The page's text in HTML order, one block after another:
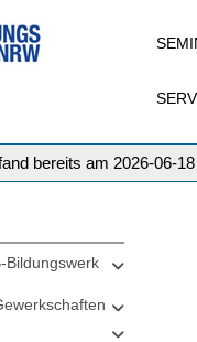
bereits am 2026-06-
Bildungswerk